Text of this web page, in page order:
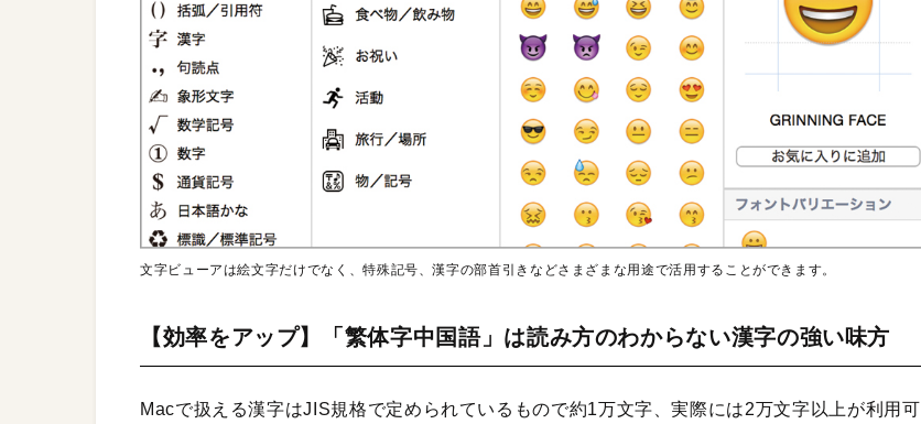
文字ビューアは絵文字だけでなく、特殊記号、漢字の部首引きなどさまざまな用途で活用することができます。
【効率をアップ】「繁体字中国語」は読み方のわからない漢字の強い味方
Macで扱える漢字はJIS規格で定められているもので約1万文字、実際には2万文字以上が利用可